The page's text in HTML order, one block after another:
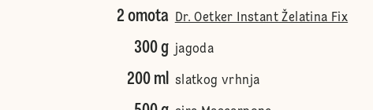
2 omota Dr. Oetker Instant Želatina Fix
300 g jagoda
200 ml slatkog vrhnja